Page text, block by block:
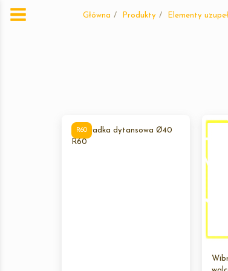
Główna Produkty Elementy
R60
Podkładka dytansowa Ø40
R60